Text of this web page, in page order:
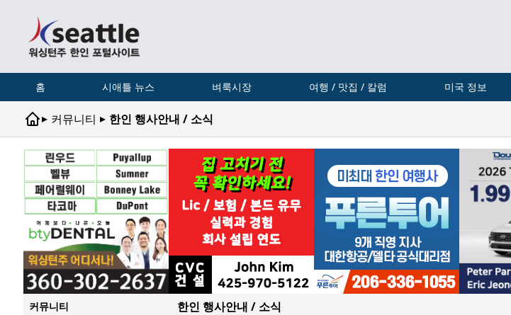
홈 시애틀 뉴스 벼룩시장 여행 / 맛집 / 칼럼 미국 정보
▸ 커뮤니티 ▸ 한인 행사안내 / 소식
커뮤니티
한인 행사안내 / 소식